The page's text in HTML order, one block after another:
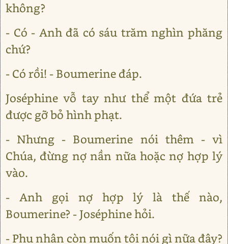
không?
- Có - Anh đã có sáu trăm nghìn phăng
chứ?
- Có rồi! - Boumerine đáp.
Joséphine vỗ tay như thể một đứa trẻ
được gỡ bỏ hình phạt.
- Nhưng - Boumerine nói thêm - vì
Chúa, đừng nợ nần nữa hoặc nợ hợp lý
vào.
- Anh gọi nợ hợp lý là thế nào,
Boumerine? - Joséphine hỏi.
- Phu nhân còn muốn tôi nói gì nữa đây?